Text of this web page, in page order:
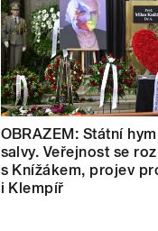
OBRAZEM: Státní
salvy. Veřejnost se
s Knížákem, projev
i Klempíř